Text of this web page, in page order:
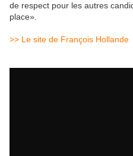
de respect pour les autres
place».
>> Le site de François Hollande